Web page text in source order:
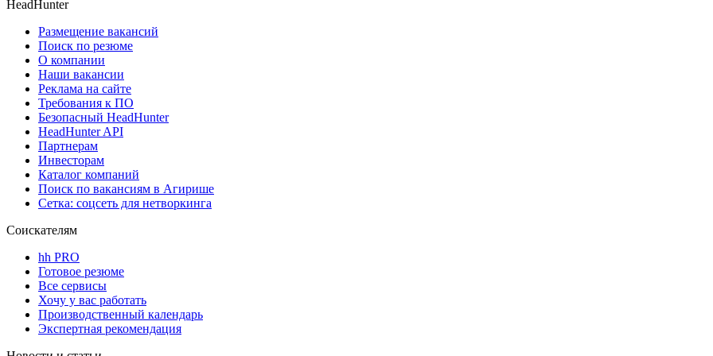
HeadHunter
Размещение вакансий
Поиск по резюме
О компании
Наши вакансии
Реклама на сайте
Требования к ПО
Безопасный HeadHunter
HeadHunter API
Партнерам
Инвесторам
Каталог компаний
Поиск по вакансиям в Агирише
Сетка: соцсеть для нетворкинга
Соискателям
hh PRO
Готовое резюме
Все сервисы
Хочу у вас работать
Производственный календарь
Экспертная рекомендация